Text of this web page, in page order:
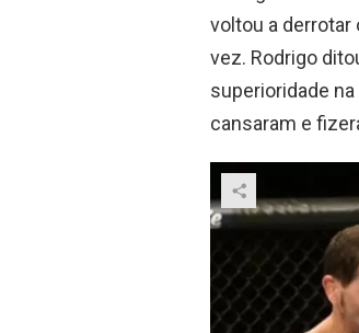
voltou a derrotar
vez. Rodrigo
superioridade
cansaram e